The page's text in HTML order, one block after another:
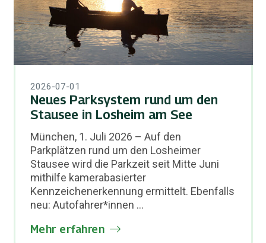
2026-07-01
Neues Parksystem rund um den
Stausee in Losheim am See
München, 1. Juli 2026 – Auf den
Parkplätzen rund um den Losheimer
Stausee wird die Parkzeit seit Mitte Juni
mithilfe kamerabasierter
Kennzeichenerkennung ermittelt. Ebenfalls
neu: Autofahrer*innen ...
Mehr erfahren